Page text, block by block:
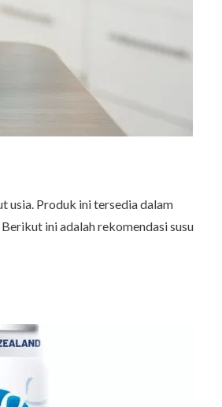
usia. Produk ini tersedia dalam
ini adalah rekomendasi susu